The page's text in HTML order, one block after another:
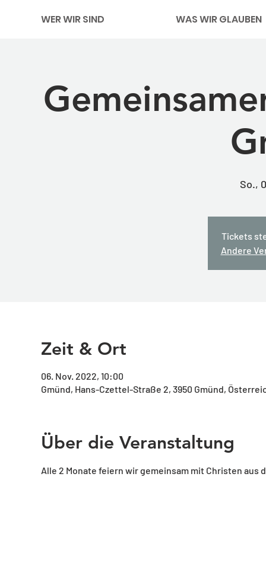
WER WIR SIND WAS WIR GLAUBEN
So.,
Tickets
Andere
Zeit & Ort
06. Nov. 2022, 10:00
Gmünd, Hans-Czettel-Straße 2, 3950 Gmünd,
Über die Veranstaltung
Alle 2 Monate feiern wir gemeinsam mit Christen aus